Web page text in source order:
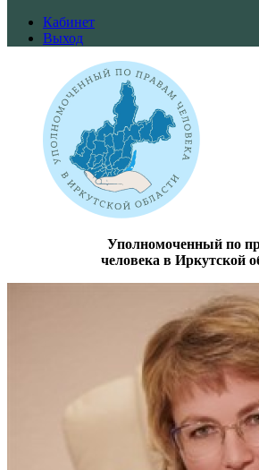
Кабинет
Выход
Уполномоченный по
человека в Иркутской